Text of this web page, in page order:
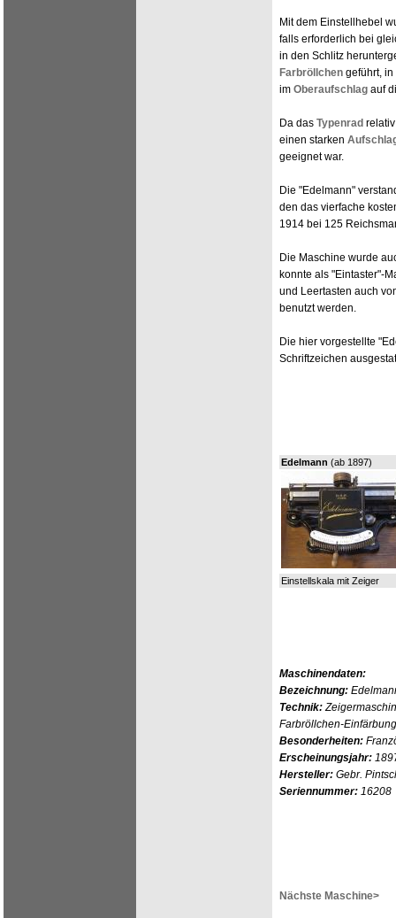
Mit dem Einstellhebel
falls erforderlich bei
in den Schlitz
Farbröllchen geführt,
im Oberaufschlag auf
Da das Typenrad
einen starken
geeignet war.
Die "Edelmann"
den das vierfache
1914 bei 125
Die Maschine wurde
konnte als "Eintaster"-
und Leertasten auch
benutzt werden.
Die hier vorgestellte
Schriftzeichen
Edelmann (ab 1897)
Einstellskala mit Zeiger
Maschinendaten:
Bezeichnung:
Technik:
Farbröllchen-Einfärbung
Besonderheiten:
Erscheinungsjahr:
Hersteller: Gebr.
Seriennummer: 16208
Nächste Maschine>